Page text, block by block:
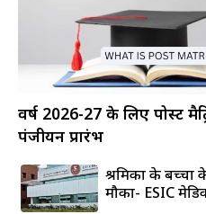
वर्ष 2026-27 के लिए पोस्ट
पंजीयन प्रारंभ
श्रमिकों के बच्चों
मौका- ESIC